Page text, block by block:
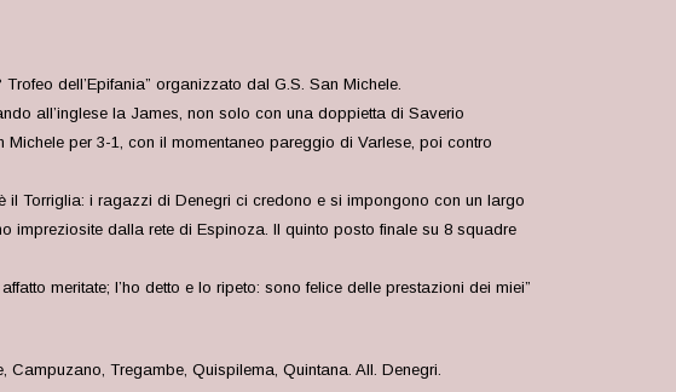
dell’Epifania” organizzato dal G.S. San Michele.
all’inglese la James, non solo con una doppietta di Saverio
per 3-1, con il momentaneo pareggio di Varlese, poi contro
il Torriglia: i ragazzi di Denegri ci credono e si impongono con un largo
impreziosite dalla rete di Espinoza. Il quinto posto finale su 8 squadre
meritate; l’ho detto e lo ripeto: sono felice delle prestazioni dei miei”
Tregambe, Quispilema, Quintana. All. Denegri.